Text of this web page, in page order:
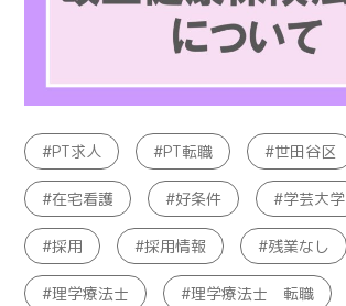
PT求人 PT転職 世田谷区
在宅看護 好条件 学芸大学
採用 採用情報 残業なし
理学療法士 理学療法士 転職